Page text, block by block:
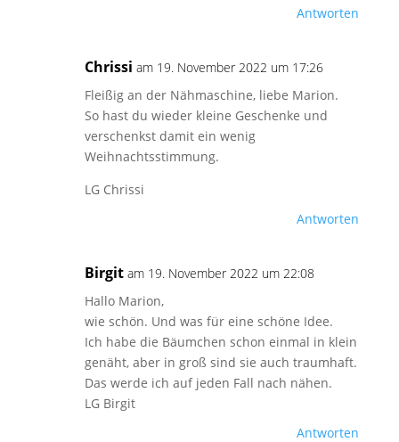
Antworten
Chrissi am 19. November 2022 um 17:26
Fleißig an der Nähmaschine, liebe Marion.
So hast du wieder kleine Geschenke und
verschenkst damit ein wenig
Weihnachtsstimmung.
LG Chrissi
Antworten
Birgit am 19. November 2022 um 22:08
Hallo Marion,
wie schön. Und was für eine schöne Idee.
Ich habe die Bäumchen schon einmal in klein
genäht, aber in groß sind sie auch traumhaft.
Das werde ich auf jeden Fall nach nähen.
LG Birgit
Antworten